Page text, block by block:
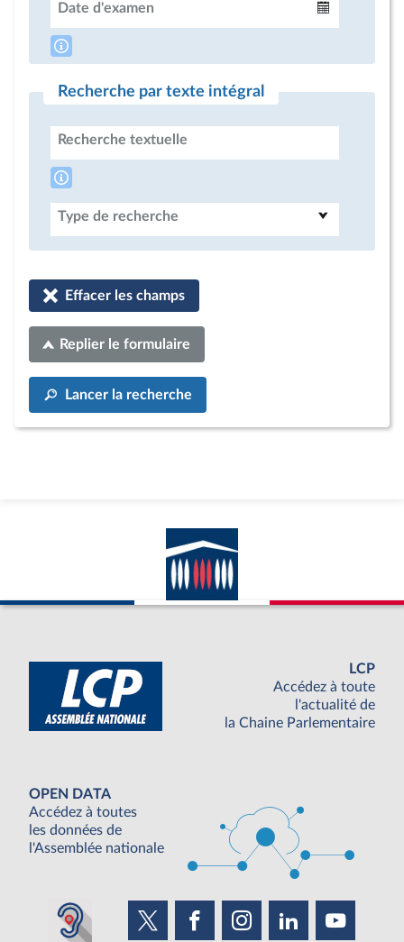
Date d'examen
Recherche par texte intégral
Recherche textuelle
Type de recherche
Effacer les champs
Replier le formulaire
Lancer la recherche
LCP
Accédez à toute
l'actualité de
la Chaine Parlementaire
OPEN DATA
Accédez à toutes
les données de
l'Assemblée nationale